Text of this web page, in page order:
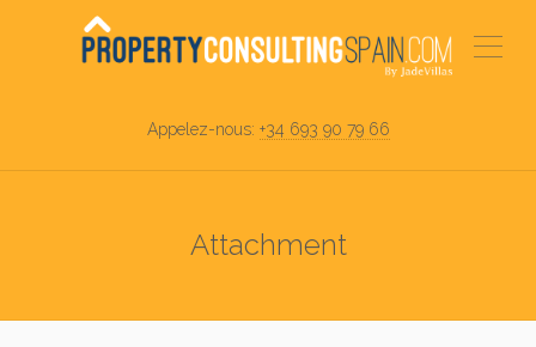
Appelez-nous: +34 693 90 79 66
Attachment